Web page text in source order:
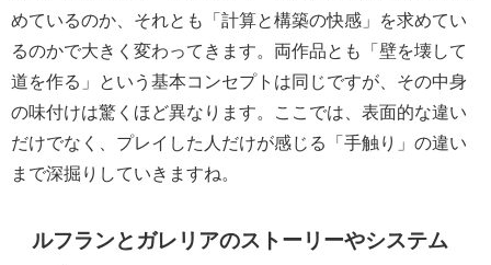
めているのか、それとも「計算と構築の快感」を求めてい
るのかで大きく変わってきます。両作品とも「壁を壊して
道を作る」という基本コンセプトは同じですが、その中身
の味付けは驚くほど異なります。ここでは、表面的な違い
だけでなく、プレイした人だけが感じる「手触り」の違い
まで深掘りしていきますね。
ルフランとガレリアのストーリーやシステム